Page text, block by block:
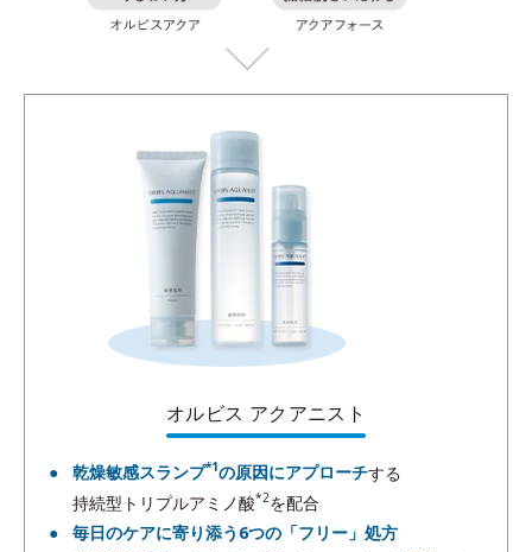
オルビス アクアニスト
乾燥敏感スランプ*1の原因にアプローチする
持続型トリプルアミノ酸*2を配合
毎日のケアに寄り添う6つの「フリー」処方